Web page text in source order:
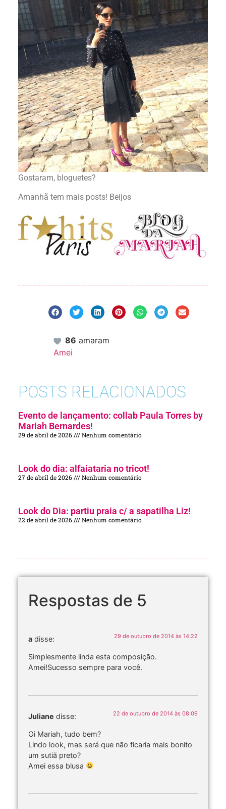
Gostaram, bloguetes?
Amanhã tem mais posts! Beijos
86 amaram
Amei
POSTS RELACIONADOS
Evento de lançamento: collab Paula Torres by
Mariah Bernardes!
29 de abril de 2026 Nenhum comentário
Look do dia: alfaiataria no tricot!
27 de abril de 2026 Nenhum comentário
Look do Dia: partiu praia c/ a sapatilha Liz!
22 de abril de 2026 Nenhum comentário
Respostas de 5
a disse: 29 de outubro de 2014 às 14:22
Simplesmente linda esta composição.
Amei!Sucesso sempre para você.
Juliane disse: 22 de outubro de 2014 às 08:09
Oi Mariah, tudo bem?
Lindo look, mas será que não ficaria mais bonito
um sutiã preto?
Amei essa blusa